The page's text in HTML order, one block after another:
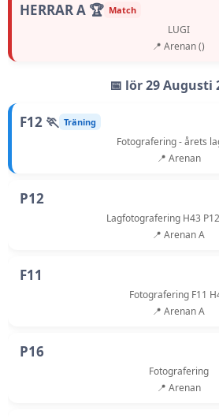
HERRAR A 🏆 Match
LUGI
📍 Arenan ()
📅 lör 29 Augusti
F12 🏃 Träning
Fotografering - årets
📍 Arenan
P12
Lagfotografering H43
📍 Arenan A
F11
Fotografering F11
📍 Arenan A
P16
Fotografering
📍 Arenan